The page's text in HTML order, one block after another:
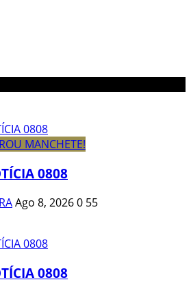
MANCHETE!
0808
Ago 8, 20260 55
0808